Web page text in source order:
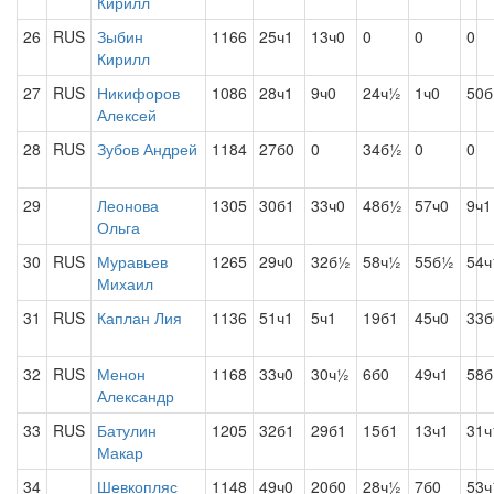
26
RUS Зыбин
Кирилл
1166 25ч1 13ч0 0 0 0
27 RUS Никифоров
Алексей
1086 28ч1 9ч0 24ч½ 1ч0
28 RUS Зубов Андрей 1184 27б0 0 34б½ 0 0
29
Леонова
Ольга
1305 30б1 33ч0 48б½ 57ч0 9ч1
30 RUS Муравьев
Михаил
1265 29ч0 32б½ 58ч½ 55б½
31 RUS Каплан Лия 1136 51ч1 5ч1 19б1 45ч0
32 RUS Менон
Александр
1168 33ч0 30ч½ 6б0 49ч1
33 RUS Батулин
Макар
1205 32б1 29б1 15б1 13ч1
34 Шевкопляс 1148 49ч0 20б0 28ч½ 7б0